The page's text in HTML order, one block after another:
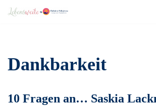
Dankbarkeit
10 Fragen an… Saskia